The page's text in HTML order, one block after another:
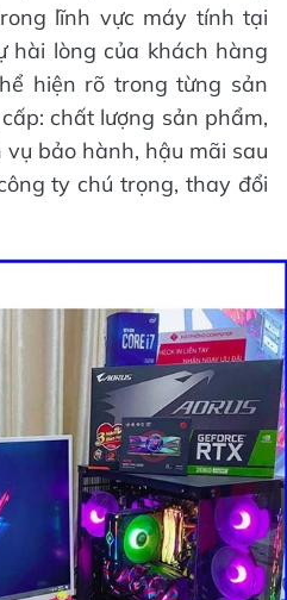
lĩnh vực máy tính tại
hài lòng của khách hàng
hiện rõ trong từng sản
chất lượng sản phẩm,
bảo hành, hậu mãi sau
ty chú trọng, thay đổi